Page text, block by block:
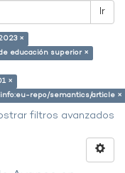
Ir
×
educación superior ×
×
repo/semantics/article ×
filtros avanzados